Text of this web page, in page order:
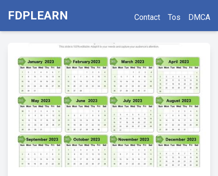
FDPLEARN Contact Tos DMCA